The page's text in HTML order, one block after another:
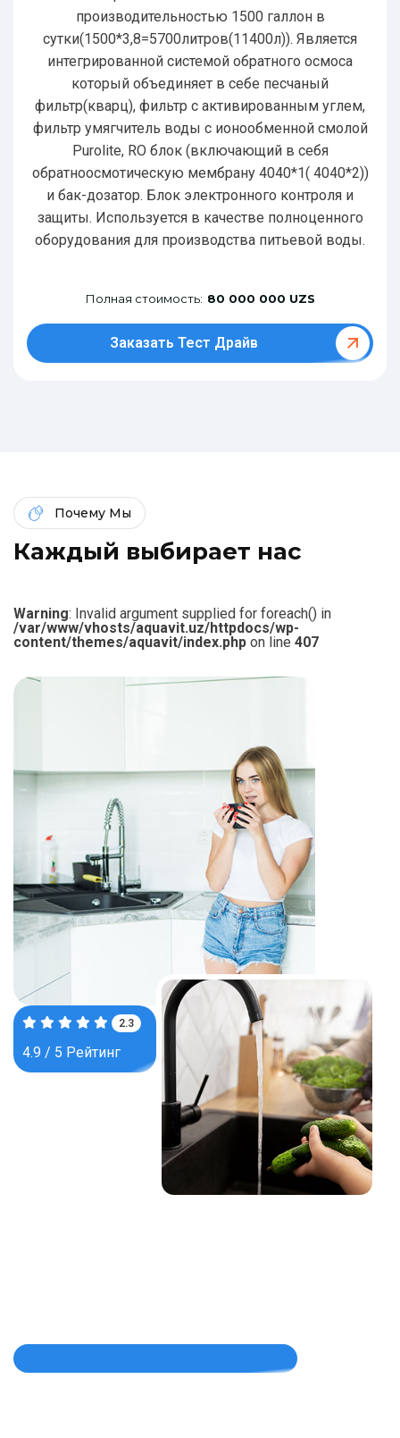
производительностью 1500 галлон в
сутки(1500*3,8=5700литров(11400л)). Является
интегрированной системой обратного осмоса
который объединяет в себе песчаный
фильтр(кварц), фильтр с активированным углем,
фильтр умягчитель воды с ионообменной смолой
Purolite, RO блок (включающий в себя
обратноосмотическую мембрану 4040*1( 4040*2))
и бак-дозатор. Блок электронного контроля и
защиты. Используется в качестве полноценного
оборудования для производства питьевой воды.
Полная стоимость: 80 000 000 UZS
Заказать Тест Драйв
Почему Мы
Каждый выбирает нас
Warning: Invalid argument supplied for foreach() in
/var/www/vhosts/aquavit.uz/httpdocs/wp-
content/themes/aquavit/index.php on line 407
3.7
4.9 / 5 Рейтинг